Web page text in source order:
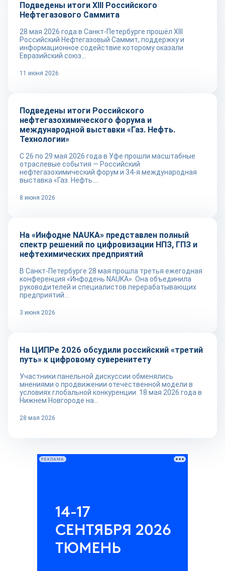
Подведены итоги XIII Российского
Нефтегазового Саммита
28 мая 2026 года в Санкт-Петербурге прошёл XIII
Российский Нефтегазовый Саммит, поддержку и
информационное содействие которому оказали
Евразийский союз...
11 июня 2026
Новости
Подведены итоги Российского
нефтегазохимического форума и
международной выставки «Газ. Нефть.
Технологии»
С 26 по 29 мая 2026 года в Уфе прошли масштабные
отраслевые события — Российский
нефтегазохимический форум и 34-я международная
выставка «Газ. Нефть....
8 июня 2026
Новости
На «Инфодне NAUKA» представлен полный
спектр решений по цифровизации НПЗ, ГПЗ и
нефтехимических предприятий
В Санкт-Петербурге 28 мая прошла третья ежегодная
конференция «Инфодень NAUKA». Она объединила
руководителей и специалистов перерабатывающих
предприятий...
3 июня 2026
Новости
На ЦИПРе 2026 обсудили российский «третий
путь» к цифровому суверенитету
Участники панельной дискуссии обменялись
мнениями о продвижении отечественной модели в
условиях глобальной конкуренции. 18 мая 2026 года в
Нижнем Новгороде на...
28 мая 2026
РЕКЛАМА